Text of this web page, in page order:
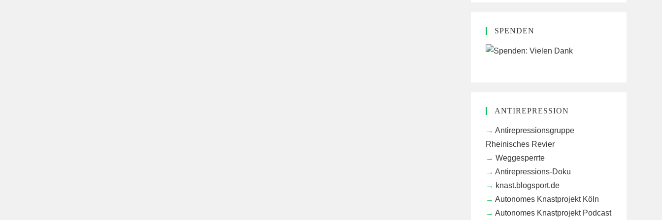
SPENDEN
ANTIREPRESSION
Antirepressionsgruppe
Rheinisches Revier
Weggesperrte
Antirepressions-Doku
knast.blogsport.de
Autonomes Knastprojekt Köln
Autonomes Knastprojekt Podcast